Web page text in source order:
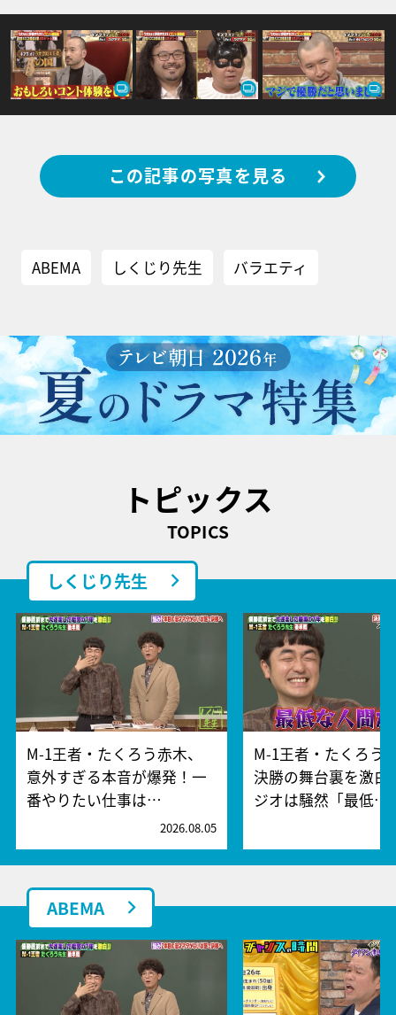
この記事の写真を見る
ABEMA しくじり先生 バラエティ
トピックス
TOPICS
しくじり先生
M-1王者・たくろう赤木、
意外すぎる本音が爆発！一
番やりたい仕事は…
2026.08.05
M-1王者・たくろう
決勝の舞台裏を激
ジオは騒然「最低…
ABEMA